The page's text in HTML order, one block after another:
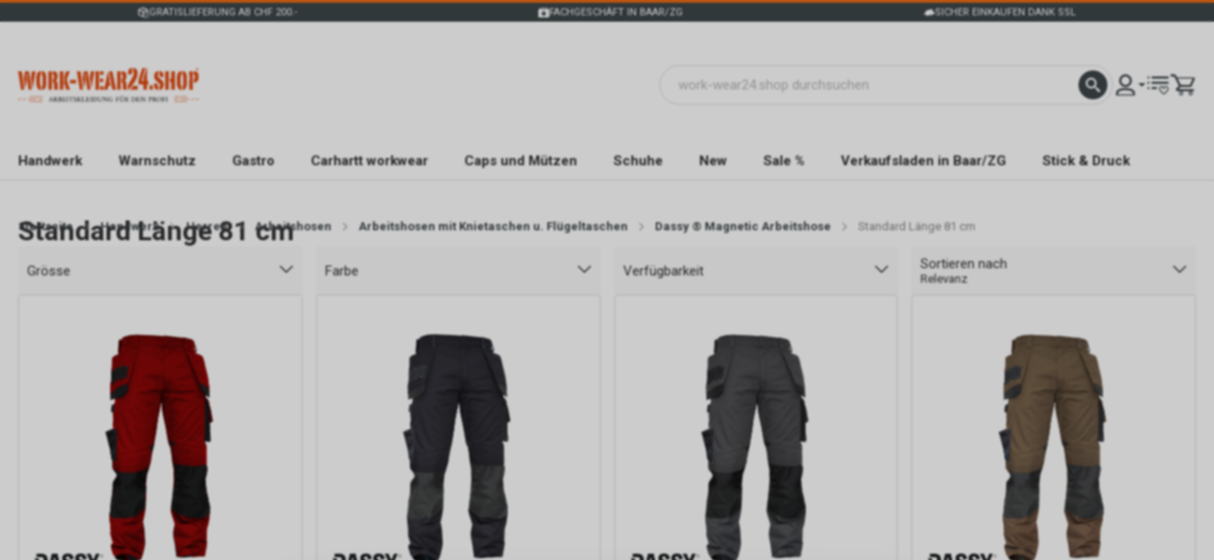
GRATISLIEFERUNG AB CHF 200.- FACHGESCHÄFT IN BAAR/ZG SICHER EINKAUFEN DANK SSL
Handwerk Warnschutz Gastro Carhartt workwear Caps und Mützen Schuhe New Sale % Verkaufsladen in Baar/ZG Stick & Druck
Startseite Handwerk Herren Arbeitshosen Arbeitshosen mit Knietaschen u. Flügeltaschen Dassy ® Magnetic Arbeitshose Standard Länge 81 cm
Standard Länge 81 cm
Grösse Farbe Verfügbarkeit Sortieren nach
Relevanz